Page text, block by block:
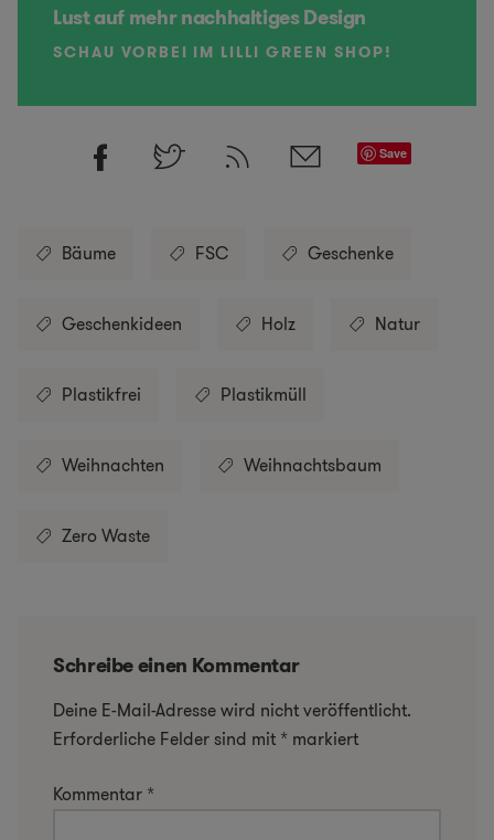
Lust auf mehr nachhaltiges Design
SCHAU VORBEI IM LILLI GREEN SHOP!
Save
Bäume FSC Geschenke
Geschenkideen Holz Natur
Plastikfrei Plastikmüll
Weihnachten Weihnachtsbaum
Zero Waste
Schreibe einen Kommentar
Deine E-Mail-Adresse wird nicht veröffentlicht.
Erforderliche Felder sind mit * markiert
Kommentar *